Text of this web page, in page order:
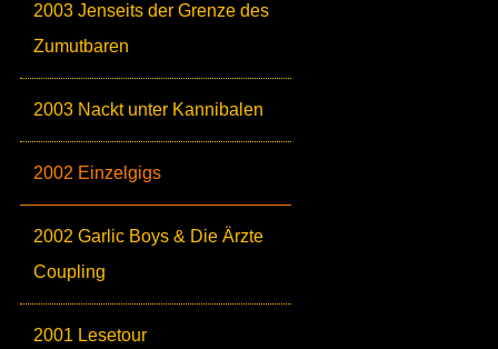
2003 Jenseits der Grenze des
Zumutbaren
2003 Nackt unter Kannibalen
2002 Einzelgigs
2002 Garlic Boys & Die Ärzte
Coupling
2001 Lesetour